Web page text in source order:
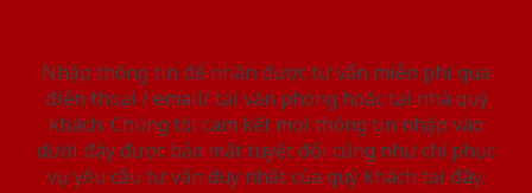
Nhập thông tin để nhận được tư vấn miễn phí qua
điện thoại / email/ tại văn phòng hoặc tại nhà quý
khách. Chúng tôi cam kết mọi thông tin nhập vào
dưới đây được bảo mật tuyệt đối cũng như chỉ phục
vụ yêu cầu tư vấn duy nhất của quý khách tại đây.